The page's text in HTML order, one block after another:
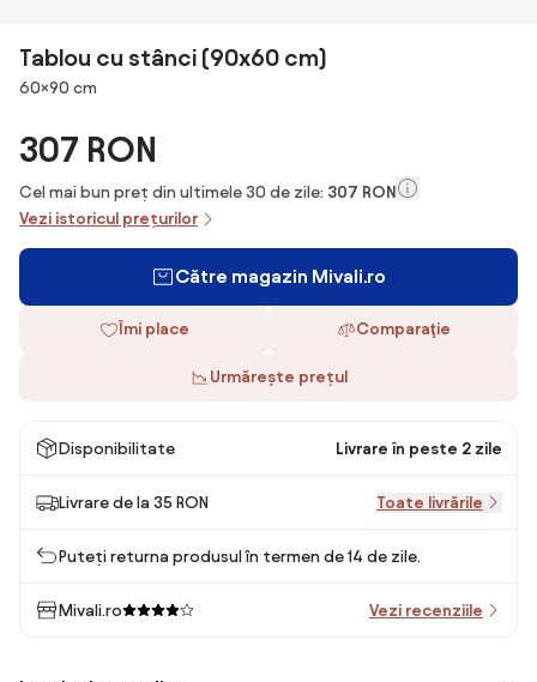
Tablou cu stânci (90x60 cm)
Dimensiuni
60×90 cm
307 RON
Cel mai bun preț din ultimele 30 de zile: 307 RON
Vezi istoricul prețurilor
Către magazin Mivali.ro
Îmi place Comparaţie
Urmărește prețul
Disponibilitate Livrare în peste 2 zile
Livrare de la 35 RON Toate livrările
Puteți returna produsul în termen de 14 de zile.
Mivali.ro Vezi recenziile